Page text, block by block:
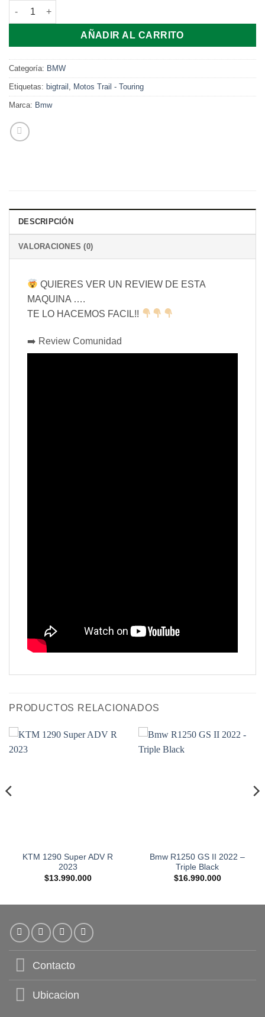
BMW F700 GS 2016 cantidad
AÑADIR AL CARRITO
Categoría: BMW
Etiquetas: bigtrail Motos Trail - Touring
Marca: Bmw
DESCRIPCIÓN
VALORACIONES (0)
QUIERES VER UN REVIEW DE ESTA
MAQUINA ….
TE LO HACEMOS FACIL!!
➡️ Review Comunidad
PRODUCTOS RELACIONADOS
KTM 1290 Super ADV R
2023
$13.990.000
Bmw R1250 GS II 2022 –
Triple Black
$16.990.000
Contacto
Ubicacion